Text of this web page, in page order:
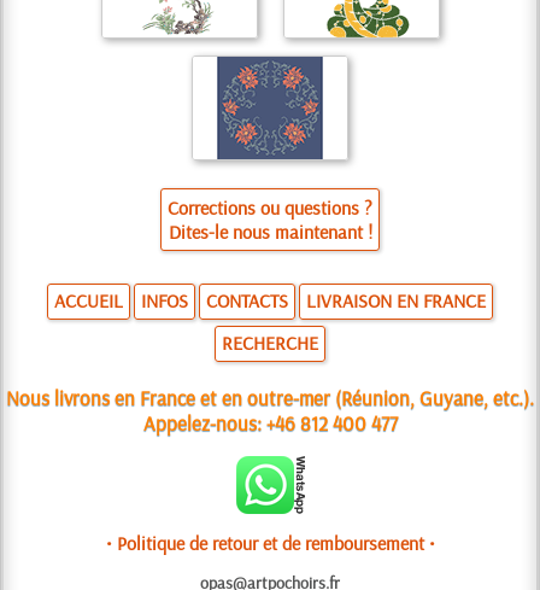
Corrections ou questions ?
Dites-le nous maintenant !
ACCUEIL INFOS CONTACTS
LIVRAISON EN FRANCE
RECHERCHE
Nous livrons en France et en outre-mer (Réunion, Guyane, etc.).
Appelez-nous:+46 812 400 477
• Politique de retour et de remboursement •
opas@artpochoirs.fr